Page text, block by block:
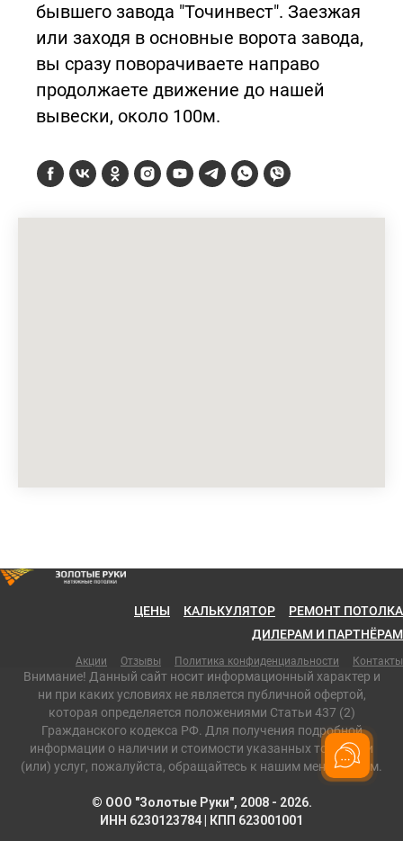
бывшего завода "Точинвест". Заезжая
или заходя в основные ворота завода,
вы сразу поворачиваете направо
продолжаете движение до нашей
вывески, около 100м.
ЦЕНЫ КАЛЬКУЛЯТОР
РЕМОНТ ПОТОЛКА
ДИЛЕРАМ И ПАРТНЁРАМ
Акции Отзывы Политика конфиденциальности Контакты
Внимание! Данный сайт носит информационный характер и
ни при каких условиях не является публичной офертой,
которая определяется положениями Статьи 437 (2)
Гражданского кодекса РФ. Для получения подробной
информации о наличии и стоимости указанных товаров и
(или) услуг, пожалуйста, обращайтесь к нашим менеджерам.
© ООО "Золотые Руки", 2008 - 2026.
ИНН 6230123784 | КПП 623001001